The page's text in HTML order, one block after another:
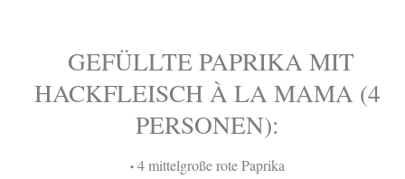
GEFÜLLTE PAPRIKA MIT
HACKFLEISCH À LA MAMA (4
PERSONEN):
•4 mittelgroße rote Paprika